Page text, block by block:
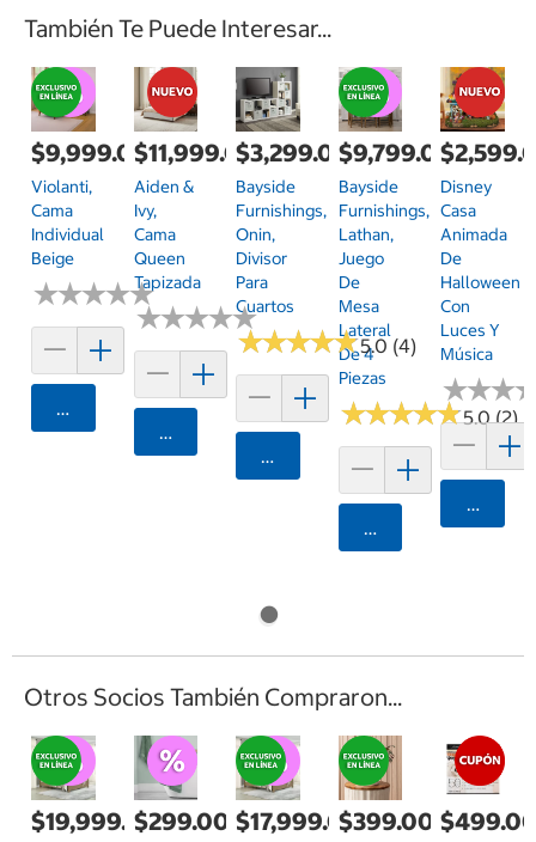
También Te Puede Interesar...
$9,999.00
Violanti,
Cama
Individual
Beige
★★★★★
★★★★★
Agregar
$11,999.00
Aiden &
Ivy,
Cama
Queen
Tapizada
★★★★★
★★★★★
Agregar
$3,299.00
Bayside
Furnishings,
Onin,
Divisor
Para
Cuartos
★★★★★
★★★★★5.0 (4)
Agregar
$9,799.00
Bayside
Furnishings,
Lathan,
Juego
De
Mesa
Lateral
De 4
Piezas
★★★★★
★★★★★5.0 (2)
Agregar
Disney
Casa
Animada
De
Halloween
Con
Luces Y
Música
★★★
★★★
Otros Socios También Compraron...
$19,999.00$299.00 $17,999.00$399.00